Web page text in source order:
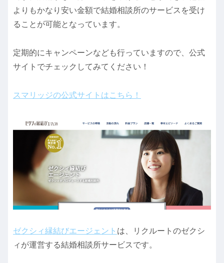
よりもかなり安い金額で結婚相談所のサービスを受け
ることが可能となっています。
定期的にキャンペーンなども行っていますので、公式
サイトでチェックしてみてください！
スマリッジの公式サイトはこちら！
ゼクシィ縁結びエージェント は、リクルートのゼクシ
ィが運営する結婚相談所サービスです。